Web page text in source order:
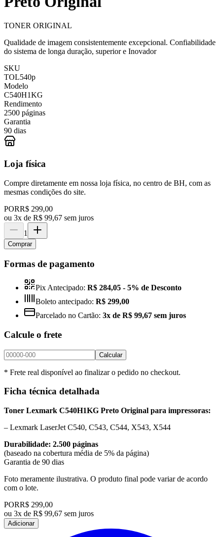
TONER ORIGINAL
Qualidade de imagem consistentemente excepcional. Confiabilidade
do sistema de longa duração, superior e Inovador
SKU
TOL540p
Modelo
C540H1KG
Rendimento
2500 páginas
Garantia
90 dias
Loja física
Compre diretamente em nossa loja física, no centro de BH, com as
mesmas condições do site.
PORR$ 299,00
ou 3x de R$ 99,67 sem juros
1
Comprar
Formas de pagamento
Pix Antecipado: R$ 284,05 - 5% de Desconto
Boleto antecipado: R$ 299,00
Parcelado no Cartão: 3x de R$ 99,67 sem juros
Calcule o frete
Calcular
* Frete real disponível ao finalizar o pedido no checkout.
Ficha técnica detalhada
Toner Lexmark C540H1KG Preto Original para impressoras:
– Lexmark LaserJet C540, C543, C544, X543, X544
Durabilidade: 2.500 páginas
(baseado na cobertura média de 5% da página)
Garantia de 90 dias
Foto meramente ilustrativa. O produto final pode variar de acordo
com o lote.
PORR$ 299,00
ou 3x de R$ 99,67 sem juros
Adicionar